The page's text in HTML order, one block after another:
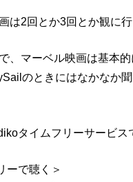
は2回とか3回とか観に行
、マーベル映画は基本
のときにはなかなか
タイムフリーサービス
ーで聴く＞